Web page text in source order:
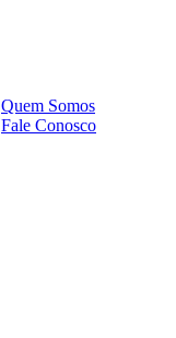
Quem Somos
Fale Conosco